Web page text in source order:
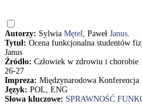
Autorzy: Sylwia Mętel, Paweł Janus.
Tytuł: Ocena funkcjonalna studentów
Janus
Źródło: Człowiek w zdrowiu i chorobie
26-27
Impreza: Międzynarodowa
Język: POL, ENG
Słowa kluczowe: SPRAWNOŚĆ